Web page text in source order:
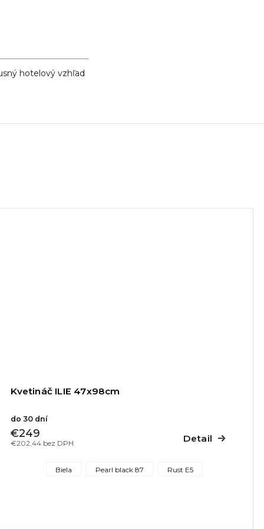
hotelový vzhľad
Kvetináč ILIE 47x98cm
do 30 dní
€202,44 bez DPH
€249 Detail
Biela Pearl black 87 Rust E5